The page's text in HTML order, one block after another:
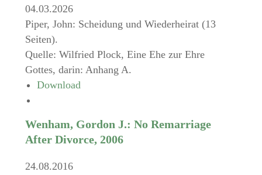
04.03.2026
Piper, John: Scheidung und Wiederheirat (13
Seiten).
Quelle: Wilfried Plock, Eine Ehe zur Ehre
Gottes, darin: Anhang A.
Download
Wenham, Gordon J.: No Remarriage
After Divorce, 2006
24.08.2016